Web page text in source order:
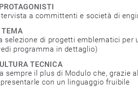
a committenti e società di
TEMA
di progetti emblematici per
programma in dettaglio)
TECNICA
il plus di Modulo che, grazie
con un linguaggio fruibile